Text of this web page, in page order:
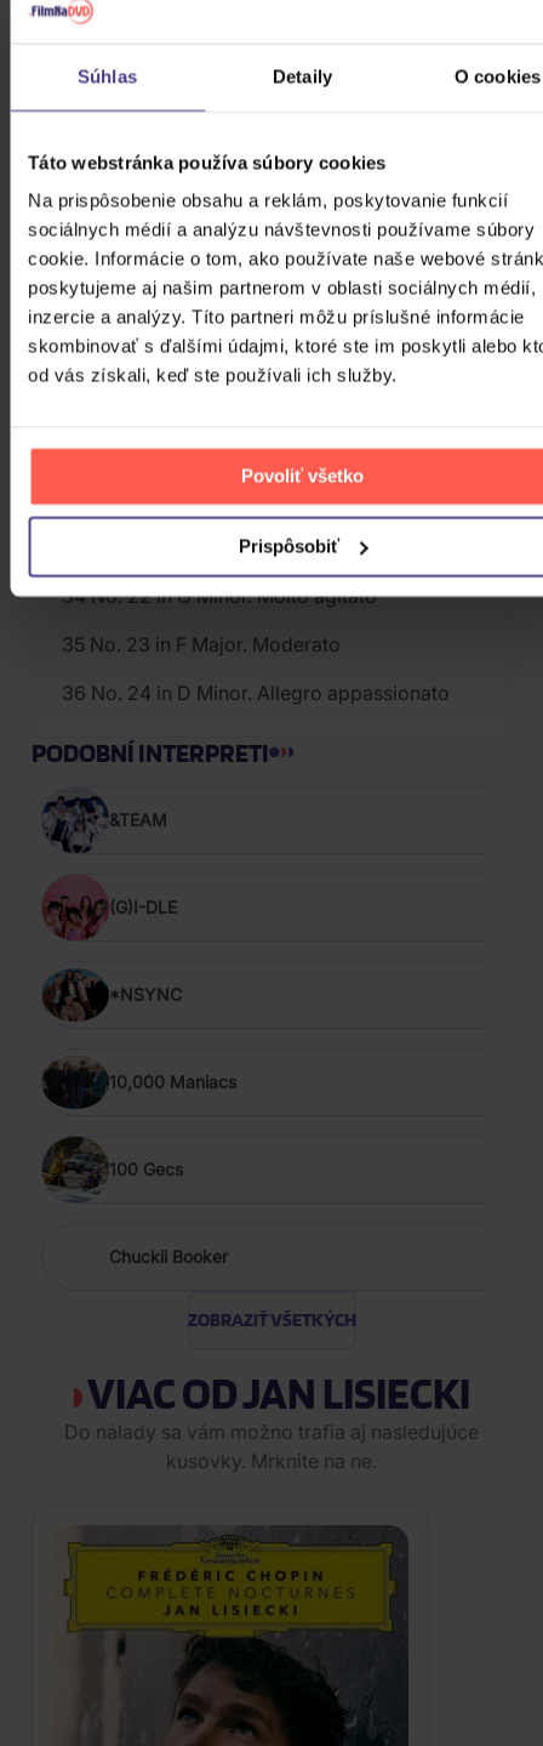
Súhlas Detaily O cookies
Táto webstránka používa súbory cookies
Na prispôsobenie obsahu a reklám, poskytovanie funkcií
sociálnych médií a analýzu návštevnosti používame súbory
cookie. Informácie o tom, ako používate naše webové
poskytujeme aj našim partnerom v oblasti sociálnych médií,
inzercie a analýzy. Títo partneri môžu príslušné informácie
skombinovať s ďalšími údajmi, ktoré ste im poskytli alebo
od vás získali, keď ste používali ich služby.
Povoliť všetko
Prispôsobiť
22 No. 10 in C-Sharp Minor. Molto allegro
23 No. 11 in B Major. Vivace
24 No. 12 in G-Sharp Minor. Presto
25 No. 13 in F-Sharp Major. Lento
26 No. 14 in E-Flat Minor. Allegro
27 No. 15 in D-Flat Major "Raindrop Prelude"
28 No. 16 in B-Flat Minor. Presto con fuoco
29 No. 17 in A-Flat Major. Allegretto
31 No. 19 in E-Flat Major. Vivace
32 No. 20 in C Minor. Largo
33 No. 21 in B-Flat Major. Cantabile
34 No. 22 in G Minor. Molto agitato
35 No. 23 in F Major. Moderato
36 No. 24 in D Minor. Allegro appassionato
PODOBNÍ INTERPRETI
&TEAM
(G)I-DLE
*NSYNC
10,000 Maniacs
100 Gecs
Chuckii Booker
ZOBRAZIŤ VŠETKÝCH
VIAC OD JAN LISIECKI
Do nálady sa vám možno trafia aj nasledujúce
kusovky. Mrknite na ne.